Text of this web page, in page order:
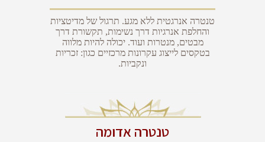
טנטרה אנרגטית ללא מגע. תרגול של מדיטציות
והחלפת אנרגיות דרך נשימות, תקשורת דרך
מבטים, מנטרות ועוד. יכולה להיות מלווה
בטקסים לייצוג עקרונות מרכזיים כגון: זכריות
ונקביות.
טנטרה אדומה